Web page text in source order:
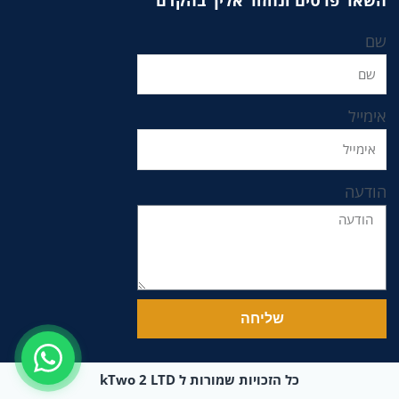
שם
אימייל
הודעה
שליחה
כל הזכויות שמורות ל kTwo 2 LTD